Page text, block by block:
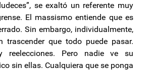
se exaltó un referente muy
El massismo entiende que es
Sin embargo, individualmente,
trascender que todo puede pasar.
reelecciones. Pero nadie ve su
sin ellas. Cualquiera que se ponga